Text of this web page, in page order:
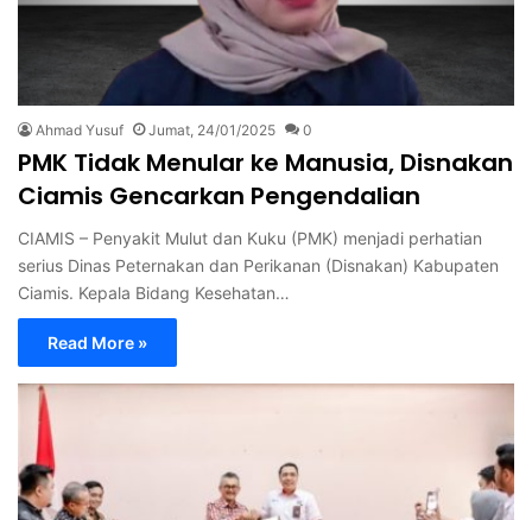
Ahmad Yusuf Jumat, 24/01/2025 0
PMK Tidak Menular ke Manusia, Disnakan
Ciamis Gencarkan Pengendalian
CIAMIS – Penyakit Mulut dan Kuku (PMK) menjadi perhatian
serius Dinas Peternakan dan Perikanan (Disnakan) Kabupaten
Ciamis. Kepala Bidang Kesehatan…
Read More »